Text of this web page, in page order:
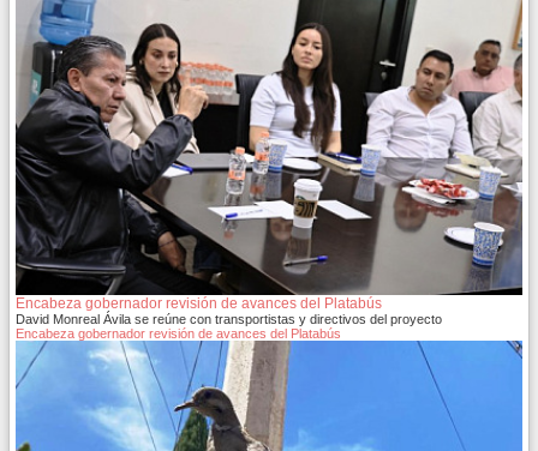
Encabeza gobernador revisión de avances del Platabús
David Monreal Ávila se reúne con transportistas y directivos del proyecto
Encabeza gobernador revisión de avances del Platabús